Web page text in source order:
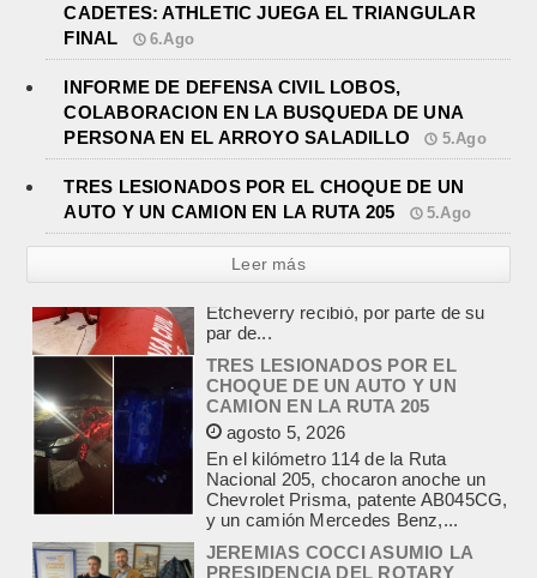
CADETES: ATHLETIC JUEGA EL TRIANGULAR
FINAL
6.Ago
INFORME DE DEFENSA CIVIL LOBOS,
COLABORACION EN LA BUSQUEDA DE UNA
PERSONA EN EL ARROYO SALADILLO
5.Ago
TRES LESIONADOS POR EL CHOQUE DE UN
AUTO Y UN CAMION EN LA RUTA 205
5.Ago
Leer más
TRES LESIONADOS POR EL
CHOQUE DE UN AUTO Y UN
CAMION EN LA RUTA 205
agosto 5, 2026
En el kilómetro 114 de la Ruta
Nacional 205, chocaron anoche un
Chevrolet Prisma, patente AB045CG,
y un camión Mercedes Benz,...
JEREMIAS COCCI ASUMIO LA
PRESIDENCIA DEL ROTARY
agosto 4, 2026